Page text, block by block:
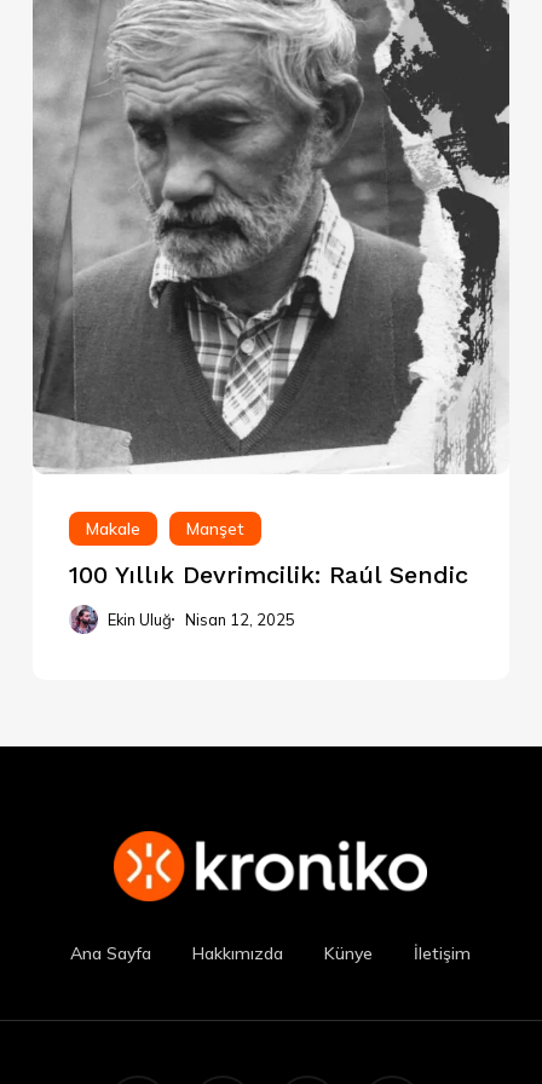
Makale Manşet
100 Yıllık Devrimcilik: Raúl Sendic
Ekin Uluğ Nisan 12, 2025
Ana Sayfa Hakkımızda Künye İletişim